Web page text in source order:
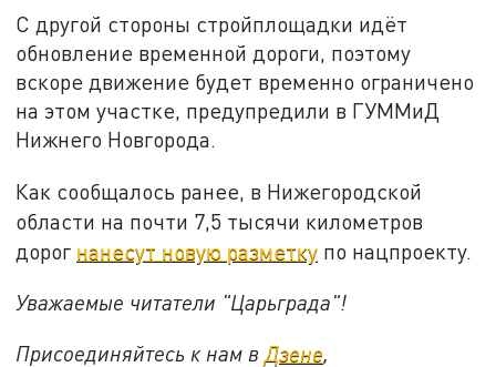
С другой стороны стройплощадки идёт
обновление временной дороги, поэтому
вскоре движение будет временно ограничено
на этом участке, предупредили в ГУММиД
Нижнего Новгорода.
Как сообщалось ранее, в Нижегородской
области на почти 7,5 тысячи километров
дорог нанесут новую разметку по нацпроекту.
Уважаемые читатели "Царьграда"!
Присоединяйтесь к нам в Дзене